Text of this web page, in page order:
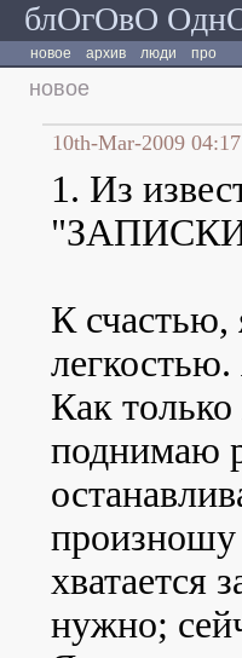
блОгОвО
новое архив люди про
новое
10th-Mar-2009
1. Из
К
Как
поднимаю
хватается
нужно;